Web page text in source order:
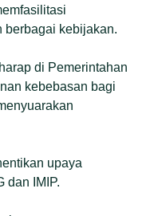
berbagai kebijakan.
di Pemerintahan
kebebasan bagi
upaya
dan IMIP.